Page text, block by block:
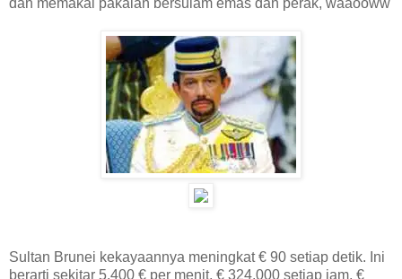
dan memakai pakaian bersulam emas dan perak, waaooww
Sultan Brunei kekayaannya meningkat € 90 setiap detik. Ini
berarti sekitar 5.400 € per menit, € 324.000 setiap jam, €